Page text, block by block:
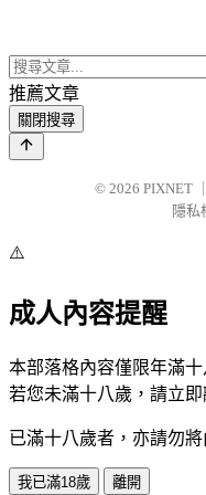
推薦文章
關閉搜尋
© 2026 PIXNET
隱私
⚠️
成人內容提醒
本部落格內容僅限年滿十
若您未滿十八歲，請立即
已滿十八歲者，亦請勿
我已滿18歲 離開